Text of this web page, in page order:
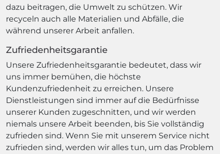
dazu beitragen, die Umwelt zu schützen. Wir
recyceln auch alle Materialien und Abfälle, die
während unserer Arbeit anfallen.
Zufriedenheitsgarantie
Unsere Zufriedenheitsgarantie bedeutet, dass wir
uns immer bemühen, die höchste
Kundenzufriedenheit zu erreichen. Unsere
Dienstleistungen sind immer auf die Bedürfnisse
unserer Kunden zugeschnitten, und wir werden
niemals unsere Arbeit beenden, bis Sie vollständig
zufrieden sind. Wenn Sie mit unserem Service nicht
zufrieden sind, werden wir alles tun, um das Problem